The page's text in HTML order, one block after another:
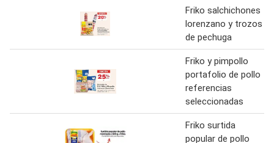
Friko salchichones
lorenzano y trozos
de pechuga
Friko y pimpollo
portafolio de pollo
referencias
seleccionadas
Friko surtida
popular de pollo